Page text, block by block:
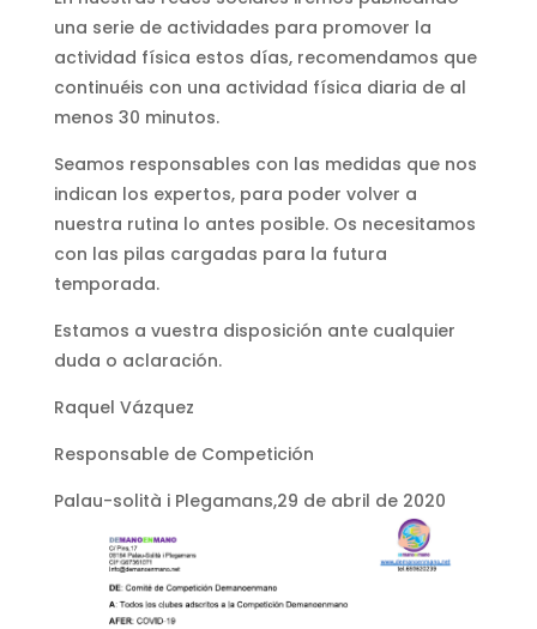
una serie de actividades para promover la
actividad física estos días, recomendamos que
continuéis con una actividad física diaria de al
menos 30 minutos.
Seamos responsables con las medidas que nos
indican los expertos, para poder volver a
nuestra rutina lo antes posible. Os necesitamos
con las pilas cargadas para la futura
temporada.
Estamos a vuestra disposición ante cualquier
duda o aclaración.
Raquel Vázquez
Responsable de Competición
Palau-solità i Plegamans,29 de abril de 2020